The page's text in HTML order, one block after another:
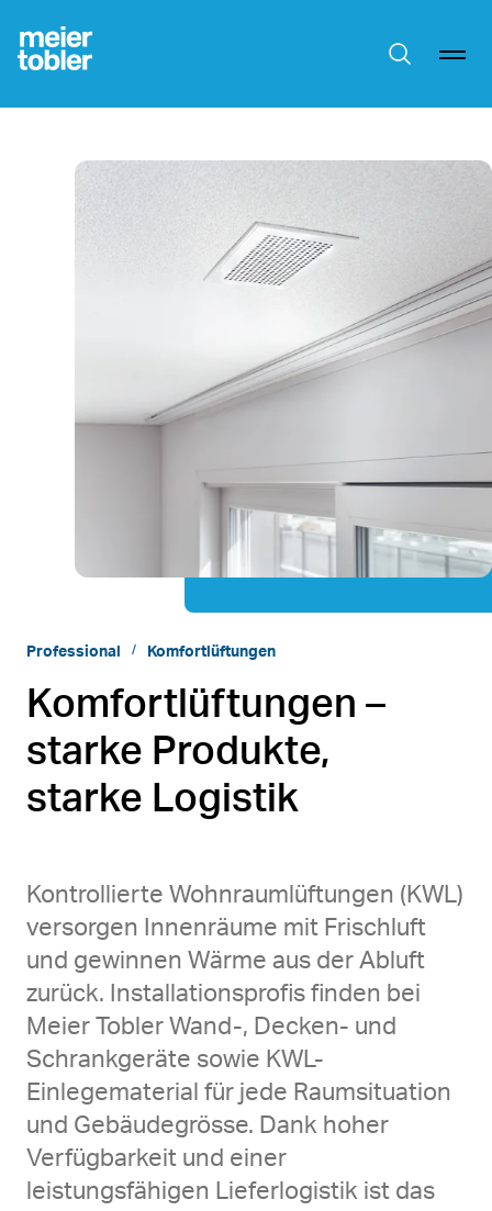
Suche
Professional Komfortlüftungen
Komfortlüftungen –
starke Produkte,
starke Logistik
Kontrollierte Wohnraumlüftungen (KWL)
versorgen Innenräume mit Frischluft
und gewinnen Wärme aus der Abluft
zurück. Installationsprofis finden bei
Meier Tobler Wand-, Decken- und
Schrankgeräte sowie KWL-
Einlegematerial für jede Raumsituation
und Gebäudegrösse. Dank hoher
Verfügbarkeit und einer
leistungsfähigen Lieferlogistik ist das